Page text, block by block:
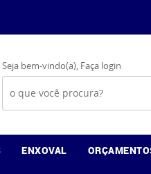
Seja bem-vindo(a), Faça login
ENXOVAL